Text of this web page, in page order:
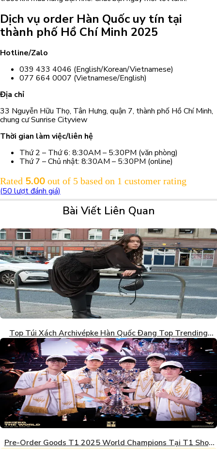
Dịch vụ order Hàn Quốc uy tín tại
thành phố Hồ Chí Minh 2025
Hotline/Zalo
039 433 4046 (English/Korean/Vietnamese)
077 664 0007 (Vietnamese/English)
Địa chỉ
33 Nguyễn Hữu Thọ, Tân Hưng, quận 7, thành phố Hồ Chí Minh,
chung cư Sunrise Cityview
Thời gian làm việc/liên hệ
Thứ 2 – Thứ 6: 8:30AM – 5:30PM (văn phòng)
Thứ 7 – Chủ nhật: 8:30AM – 5:30PM (online)
Rated 5.00 out of 5 based on 1 customer rating
(50 lượt đánh giá)
Bài Viết Liên Quan
Top Túi Xách Archivépke Hàn Quốc Đang Top Trending
2026
Pre-Order Goods T1 2025 World Champions Tại T1 Shop